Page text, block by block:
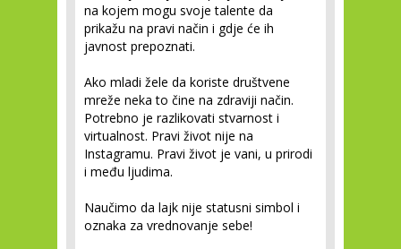
na kojem mogu svoje talente da
prikažu na pravi način i gdje će ih
javnost prepoznati.
Ako mladi žele da koriste društvene
mreže neka to čine na zdraviji način.
Potrebno je razlikovati stvarnost i
virtualnost. Pravi život nije na
Instagramu. Pravi život je vani, u prirodi
i među ljudima.
Naučimo da lajk nije statusni simbol i
oznaka za vrednovanje sebe!